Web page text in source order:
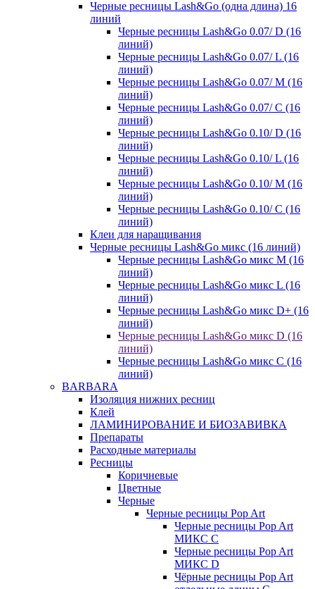
Черные ресницы Lash&Go (одна длина) 16
линий
Черные ресницы Lash&Go 0.07/ D (16
линий)
Черные ресницы Lash&Go 0.07/ L (16
линий)
Черные ресницы Lash&Go 0.07/ М (16
линий)
Черные ресницы Lash&Go 0.07/ С (16
линий)
Черные ресницы Lash&Go 0.10/ D (16
линий)
Черные ресницы Lash&Go 0.10/ L (16
линий)
Черные ресницы Lash&Go 0.10/ М (16
линий)
Черные ресницы Lash&Go 0.10/ С (16
линий)
Клеи для наращивания
Черные ресницы Lash&Go микс (16 линий)
Черные ресницы Lash&Go микс M (16
линий)
Черные ресницы Lash&Go микс L (16
линий)
Черные ресницы Lash&Go микс D+ (16
линий)
Черные ресницы Lash&Go микс D (16
линий)
Черные ресницы Lash&Go микс C (16
линий)
BARBARA
Изоляция нижних ресниц
Клей
ЛАМИНИРОВАНИЕ И БИОЗАВИВКА
Препараты
Расходные материалы
Ресницы
Коричневые
Цветные
Черные
Черные ресницы Pop Art
Черные ресницы Pop Art
МИКС C
Черные ресницы Pop Art
МИКС D
Чёрные ресницы Pop Art